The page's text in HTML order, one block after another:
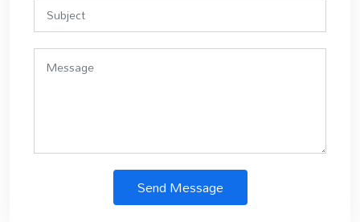
Send Message